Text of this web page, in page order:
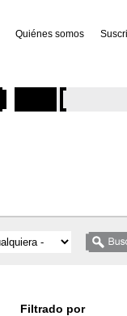
Quiénes somos
Filtrado por